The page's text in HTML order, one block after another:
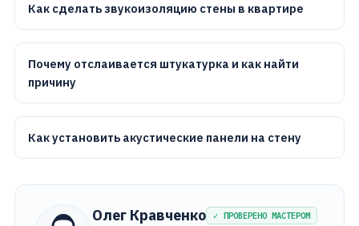
Как сделать звукоизоляцию стены в квартире
Почему отслаивается штукатурка и как найти
причину
Как установить акустические панели на стену
Олег Кравченко ✓ ПРОВЕРЕНО МАСТЕРОМ